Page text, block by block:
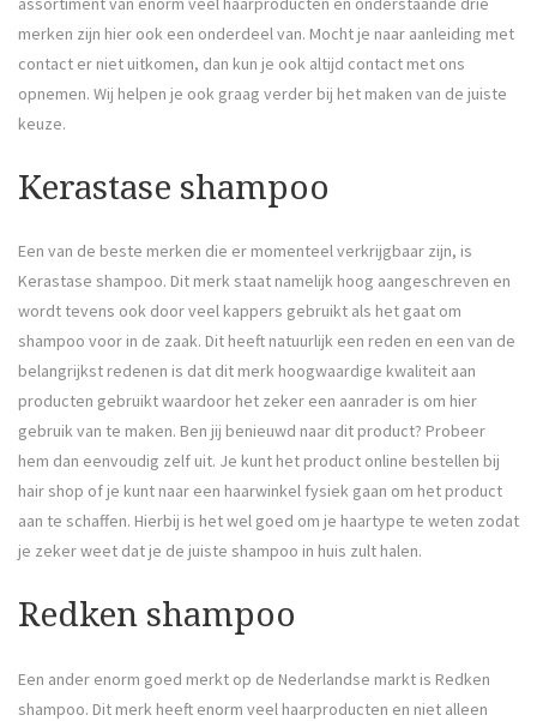
merken zijn hier ook een onderdeel van. Mocht je naar aanleiding met
contact er niet uitkomen, dan kun je ook altijd contact met ons
opnemen. Wij helpen je ook graag verder bij het maken van de juiste
keuze.
Kerastase shampoo
Een van de beste merken die er momenteel verkrijgbaar zijn, is
Kerastase shampoo. Dit merk staat namelijk hoog aangeschreven en
wordt tevens ook door veel kappers gebruikt als het gaat om
shampoo voor in de zaak. Dit heeft natuurlijk een reden en een van de
belangrijkst redenen is dat dit merk hoogwaardige kwaliteit aan
producten gebruikt waardoor het zeker een aanrader is om hier
gebruik van te maken. Ben jij benieuwd naar dit product? Probeer
hem dan eenvoudig zelf uit. Je kunt het product online bestellen bij
hair shop of je kunt naar een haarwinkel fysiek gaan om het product
aan te schaffen. Hierbij is het wel goed om je haartype te weten zodat
je zeker weet dat je de juiste shampoo in huis zult halen.
Redken shampoo
Een ander enorm goed merkt op de Nederlandse markt is Redken
shampoo. Dit merk heeft enorm veel haarproducten en niet alleen